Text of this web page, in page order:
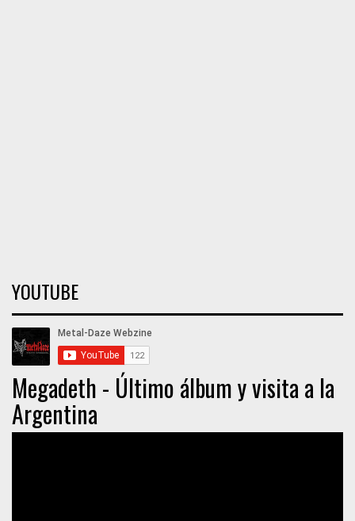
YOUTUBE
Megadeth - Último álbum y visita a la
Argentina